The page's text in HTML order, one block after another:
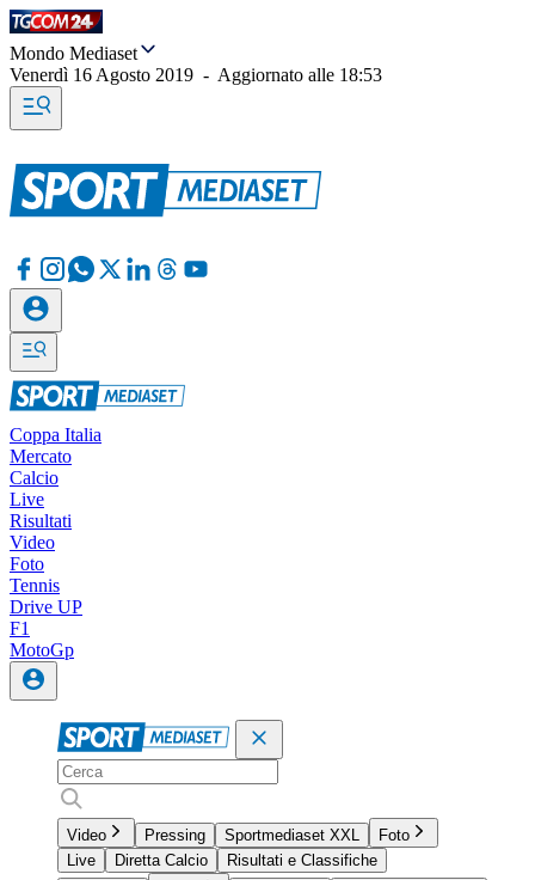
Mondo Mediaset
Venerdì 16 Agosto 2019 - Aggiornato alle 18:53
Coppa Italia
Mercato
Calcio
Live
Risultati
Video
Foto
Tennis
Drive UP
F1
MotoGp
Video Pressing Sportmediaset XXL
Foto
Live
Diretta Calcio
Risultati e Classifiche